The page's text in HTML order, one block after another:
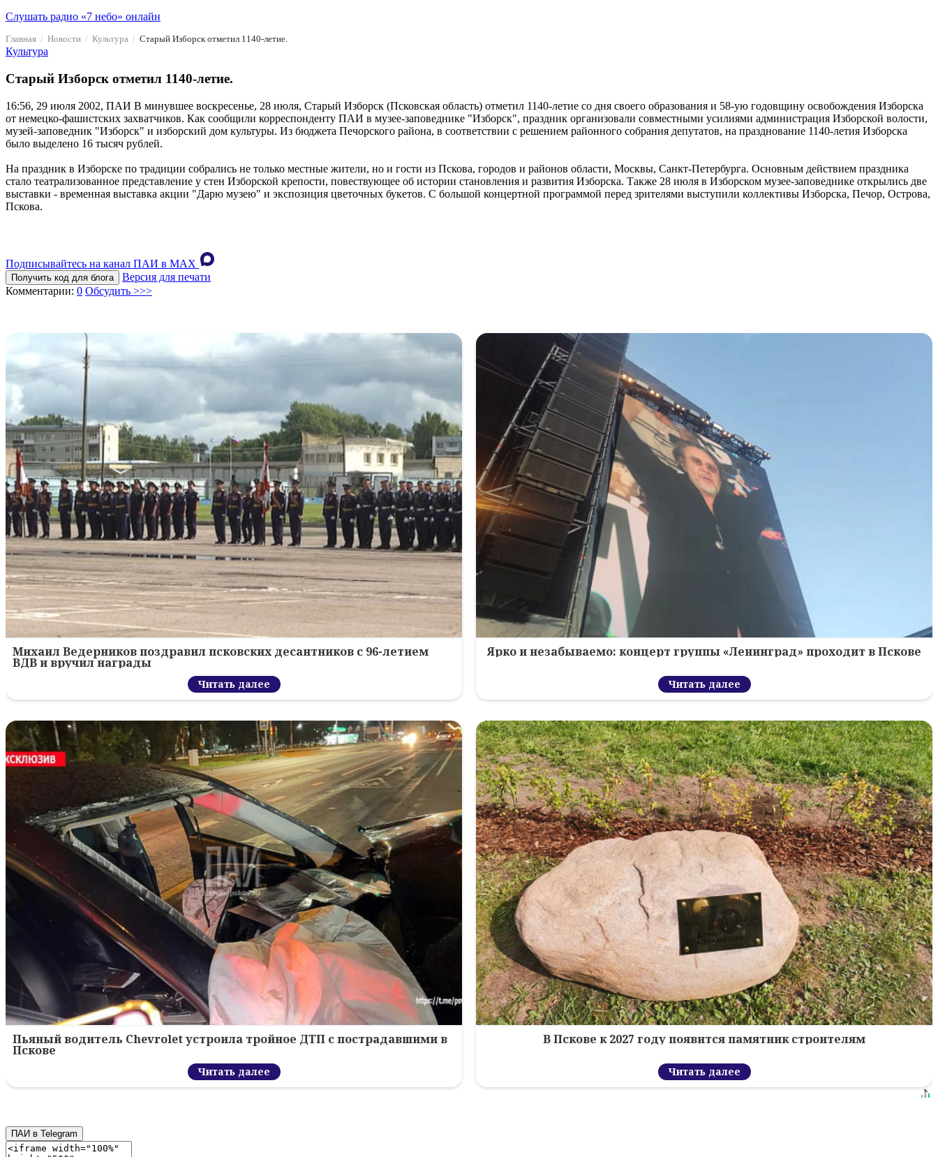
Слушать радио «7 небо» онлайн
Главная Новости Культура Старый Изборск отметил 1140-летие.
Культура
Старый Изборск отметил 1140-летие.
16:56, 29 июля 2002, ПАИ В минувшее воскресенье, 28 июля, Старый Изборск (Псковская область) отметил 1140-летие со дня своего образования и 58-ую годовщину освобождения Изборска
от немецко-фашистских захватчиков. Как сообщили корреспонденту ПАИ в музее-заповеднике "Изборск", праздник организовали совместными усилиями администрация Изборской волости,
музей-заповедник "Изборск" и изборский дом культуры. Из бюджета Печорского района, в соответствии с решением районного собрания депутатов, на празднование 1140-летия Изборска
было выделено 16 тысяч рублей.
На праздник в Изборске по традиции собрались не только местные жители, но и гости из Пскова, городов и районов области, Москвы, Санкт-Петербурга. Основным действием праздника
стало театрализованное представление у стен Изборской крепости, повествующее об истории становления и развития Изборска. Также 28 июля в Изборском музее-заповеднике открылись две
выставки - временная выставка акции "Дарю музею" и экспозиция цветочных букетов. С большой концертной программой перед зрителями выступили коллективы Изборска, Печор, Острова,
Пскова.
Подписывайтесь на канал ПАИ в MAХ
Получить код для блога
Версия для печати
Комментарии: 0 Обсудить >>>
Михаил Ведерников поздравил псковских десантников с 96-летием
ВДВ и вручил награды
Читать далее
Ярко и незабываемо: концерт группы «Ленинград» проходит в Пскове
Читать далее
Пьяный водитель Chevrolet устроила тройное ДТП с пострадавшими в
Пскове
Читать далее
В Пскове к 2027 году появится памятник строителям
Читать далее
ПАИ в Telegram